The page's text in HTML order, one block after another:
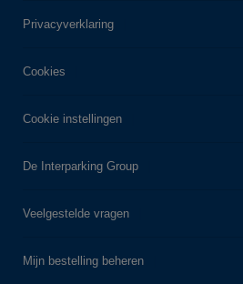
Privacyverklaring
Cookies
Cookie instellingen
De Interparking Group
Veelgestelde vragen
Mijn bestelling beheren